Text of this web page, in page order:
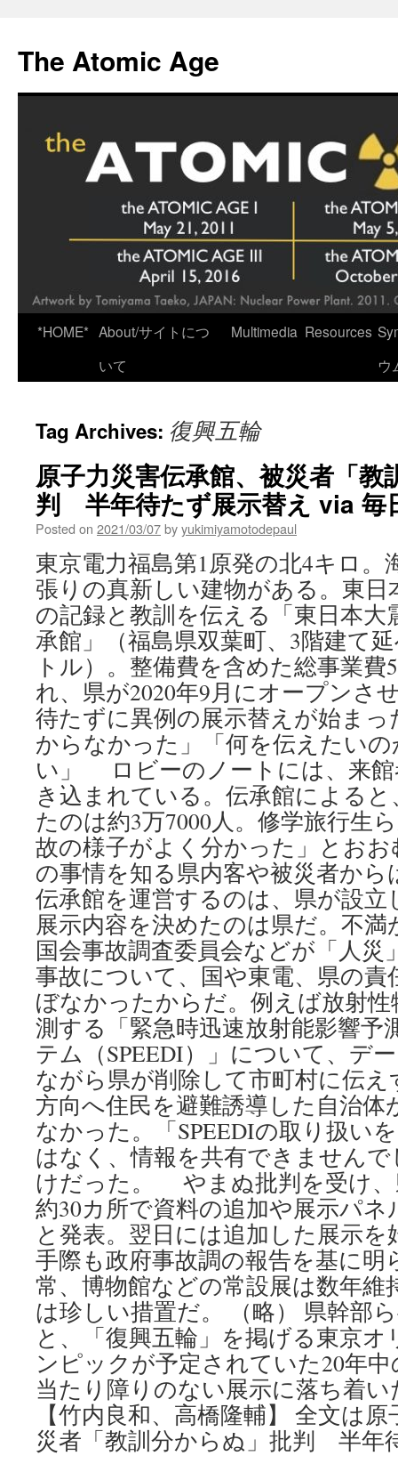
content
The Atomic Age
*HOME* About/サイトにつ
いて
Multimedia Resources
ウ
Tag Archives: 復興五輪
原子力災害伝承館、被災者「教
判 半年待たず展示替え via 毎
Posted on 2021/03/07byyukimiyamotodepaul
東京電力福島第1原発の北4キロ
張りの真新しい建物がある。東日
の記録と教訓を伝える「東日本大
承館」（福島県双葉町、3階建て
トル）。整備費を含めた総事業
れ、県が2020年9月にオープンさ
待たずに異例の展示替えが始ま
からなかった」「何を伝えたい
い」 ロビーのノートには、来館
き込まれている。伝承館による
たのは約3万7000人。修学旅行生
故の様子がよく分かった」とお
の事情を知る県内客や被災者か
伝承館を運営するのは、県が設立
展示内容を決めたのは県だ。不
国会事故調査委員会などが「人災
事故について、国や東電、県の
ぼなかったからだ。例えば放射
測する「緊急時迅速放射能影響予
テム（SPEEDI）」について、デ
ながら県が削除して市町村に伝
方向へ住民を避難誘導した自治
なかった。「SPEEDIの取り扱い
はなく、情報を共有できません
けだった。 やまぬ批判を受け、
約30カ所で資料の追加や展示パ
と発表。翌日には追加した展示を
手際も政府事故調の報告を基に
常、博物館などの常設展は数年維
は珍しい措置だ。 （略） 県幹部
と、「復興五輪」を掲げる東京
ンピックが予定されていた20年
当たり障りのない展示に落ち着
【竹内良和、高橋隆輔】 全文は
災者「教訓分からぬ」批判 半年